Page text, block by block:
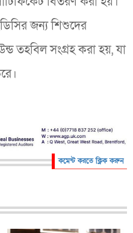
জন্য শিশুদের
তহবিল সংগ্রহ করা হয়, যা
কমেন্ট করতে ক্লিক করুন